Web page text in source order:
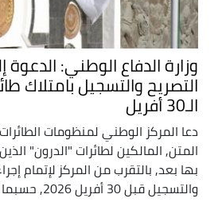
وزارة الدفاع الوطني: الدعوة
التصريح والتسجيل بامتلاك
دعا المركز الوطني لمنظومات
المتن, المالكين لطائرات "الدرون" الذين
بها بعد, بالتقرب من المركز لإتمام
والتسجيل قبل 30 أفريل 2026, حسبما ...